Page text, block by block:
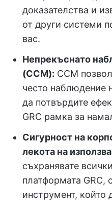
доказателства и
от други системи
вас.
Непрекъснато
(CCM): CCM
често наблюдение
да потвърдите
GRC рамка за
Сигурност на
лекота на
съхранявате
платформата GRC,
инструмент, който